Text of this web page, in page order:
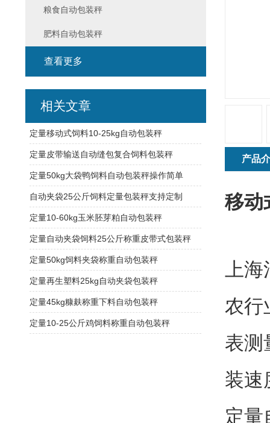
产品
移动
上
农行
表测
装速
定量
粮食自动包装秤
肥料自动包装秤
查看更多
相关文章
定量移动式饲料10-25kg自动包装秤
定量皮带输送自动缝包复合饲料包装秤
定量50kg大袋鸭饲料自动包装秤操作简单
自动夹袋25公斤饲料定量包装秤支持定制
定量10-60kg玉米胚芽粕自动包装秤
定量自动夹袋饲料25公斤称重皮带式包装秤
定量50kg饲料夹袋称重自动包装秤
定量再生塑料25kg自动夹袋包装秤
定量45kg糠麸称重下料自动包装秤
定量10-25公斤鸡饲料称重自动包装秤